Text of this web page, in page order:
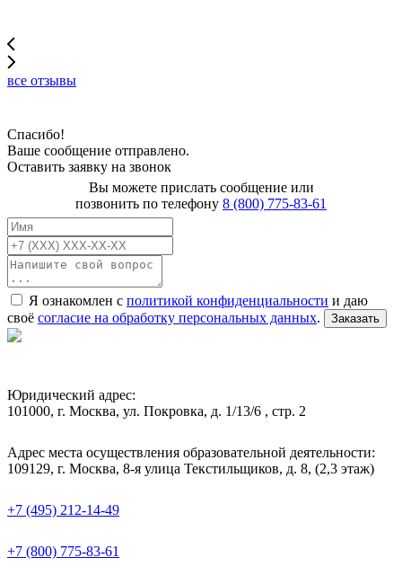
все отзывы
Спасибо!
Ваше сообщение отправлено.
Оставить заявку на звонок
Вы можете прислать сообщение или
позвонить по телефону 8 (800) 775-83-61
Я ознакомлен с политикой конфиденциальности и даю
своё согласие на обработку персональных данных. Заказать
Юридический адрес:
101000, г. Москва, ул. Покровка, д. 1/13/6 , стр. 2
Адрес места осуществления образовательной деятельности:
109129, г. Москва, 8-я улица Текстильщиков, д. 8, (2,3 этаж)
+7 (495) 212-14-49
+7 (800) 775-83-61